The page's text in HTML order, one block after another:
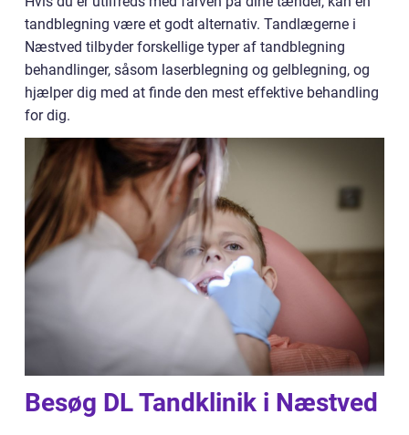
tandblegning være et godt alternativ. Tandlægerne i
Næstved tilbyder forskellige typer af tandblegning
behandlinger, såsom laserblegning og gelblegning, og
hjælper dig med at finde den mest effektive behandling
for dig.
Besøg DL Tandklinik i Næstved